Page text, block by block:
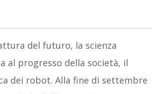
del futuro, la scienza
al progresso della società, il
dei robot. Alla fine di settembre